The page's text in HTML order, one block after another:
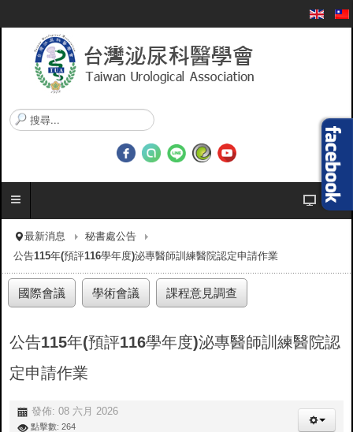
搜
尋
.
最新消息
秘書處公告
公告115年(預評116學年度)泌專醫師訓練醫院認定申請作業
國際會議 學術會議 課程意見調查
公告115年(預評116學年度)泌專醫師訓練醫院認
定申請作業
發佈: 08 六月 2026
點擊數: 264